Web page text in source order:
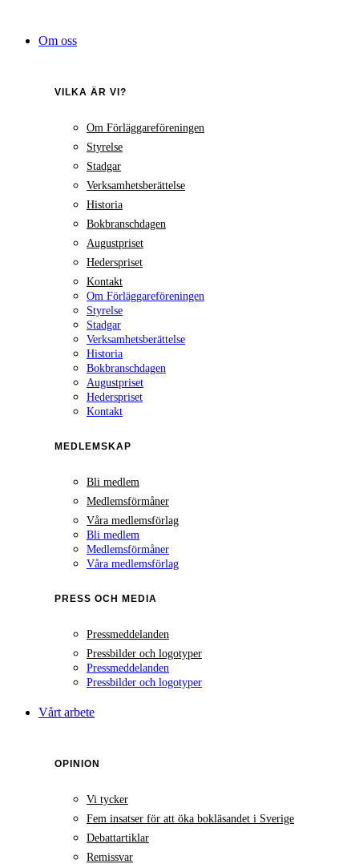
innehållOm oss
VILKA ÄR VI?
Om Förläggareföreningen
Styrelse
Stadgar
Verksamhetsberättelse
Historia
Bokbranschdagen
Augustpriset
Hederspriset
Kontakt
Om Förläggareföreningen
Styrelse
Stadgar
Verksamhetsberättelse
Historia
Bokbranschdagen
Augustpriset
Hederspriset
Kontakt
MEDLEMSKAP
Bli medlem
Medlemsförmåner
Våra medlemsförlag
Bli medlem
Medlemsförmåner
Våra medlemsförlag
PRESS OCH MEDIA
Pressmeddelanden
Pressbilder och logotyper
Pressmeddelanden
Pressbilder och logotyper
Vårt arbete
OPINION
Vi tycker
Fem insatser för att öka bokläsandet i Sverige
Debattartiklar
Remissvar